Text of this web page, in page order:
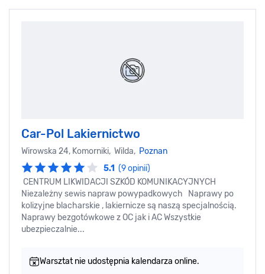
Car-Pol Lakiernictwo
Wirowska 24, Komorniki, Wilda, Poznan
5.1 (9 opinii)
CENTRUM LIKWIDACJI SZKÓD KOMUNIKACYJNYCH
Niezależny sewis napraw powypadkowych Naprawy po
kolizyjne blacharskie , lakiernicze są naszą specjalnością.
Naprawy bezgotówkowe z OC jak i AC Wszystkie
ubezpieczalnie...
Warsztat nie udostępnia kalendarza online.